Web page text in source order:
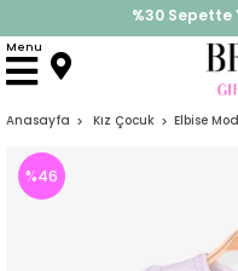
%30 Sepette
İndirimlere ek
Menu
Anasayfa Kız Çocuk Elbise
%46